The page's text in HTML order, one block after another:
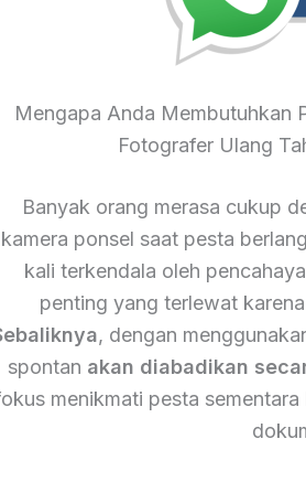
Mengapa Anda Membutuhkan
Fotografer Ulang
Banyak orang merasa cukup
kamera ponsel saat pesta
kali terkendala oleh
penting yang terlewat
, dengan
spontan akan diabadikan
menikmati pesta